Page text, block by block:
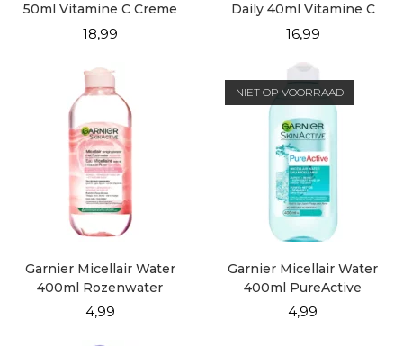
50ml Vitamine C Creme
SPF25
18,99
Daily 40ml Vitamine C
Invisible
16,99
Garnier Micellair Water
400ml Rozenwater
4,99
NIET OP VOORRAAD
Garnier Micellair Water
400ml PureActive
4,99